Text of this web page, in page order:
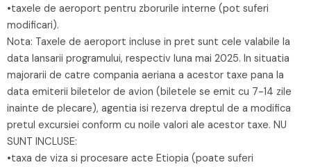
•taxele de aeroport pentru zborurile interne (pot suferi
modificari).
Nota: Taxele de aeroport incluse in pret sunt cele valabile la
data lansarii programului, respectiv luna mai 2025. In situatia
majorarii de catre compania aeriana a acestor taxe pana la
data emiterii biletelor de avion (biletele se emit cu 7-14 zile
inainte de plecare), agentia isi rezerva dreptul de a modifica
pretul excursiei conform cu noile valori ale acestor taxe. NU
SUNT INCLUSE:
•taxa de viza si procesare acte Etiopia (poate suferi